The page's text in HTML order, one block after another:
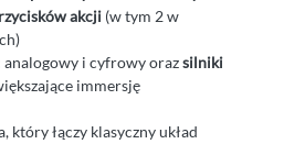
akcji (w tym 2 w
analogowy i cyfrowy orazsilniki
immersję
który łączy klasyczny układ